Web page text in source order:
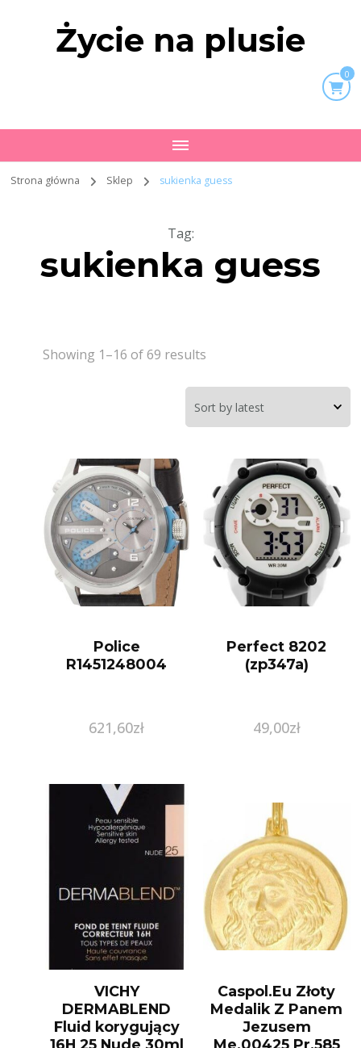
Życie na plusie
0
Strona główna Sklep sukienka guess
Tag:
sukienka guess
Showing 1–16 of 69 results
Police
R1451248004
621,60zł
Perfect 8202
(zp347a)
49,00zł
VICHY
DERMABLEND
Fluid korygujący
16H 25 Nude 30ml
Caspol.Eu Złoty
Medalik Z Panem
Jezusem
Me.00425 Pr.585